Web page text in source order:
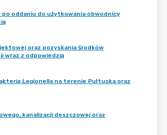
po oddaniu do użytkowania obwodnicy
oraz pozyskania środków
wraz z odpowiedzią
Legionella na terenie Pułtuska oraz
kanalizacji deszczowej oraz